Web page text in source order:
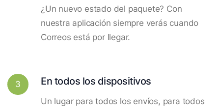
¿Un nuevo estado del paquete? Con
nuestra aplicación siempre verás cuando
Correos está por llegar.
3 En todos los dispositivos
Un lugar para todos los envíos, para todos